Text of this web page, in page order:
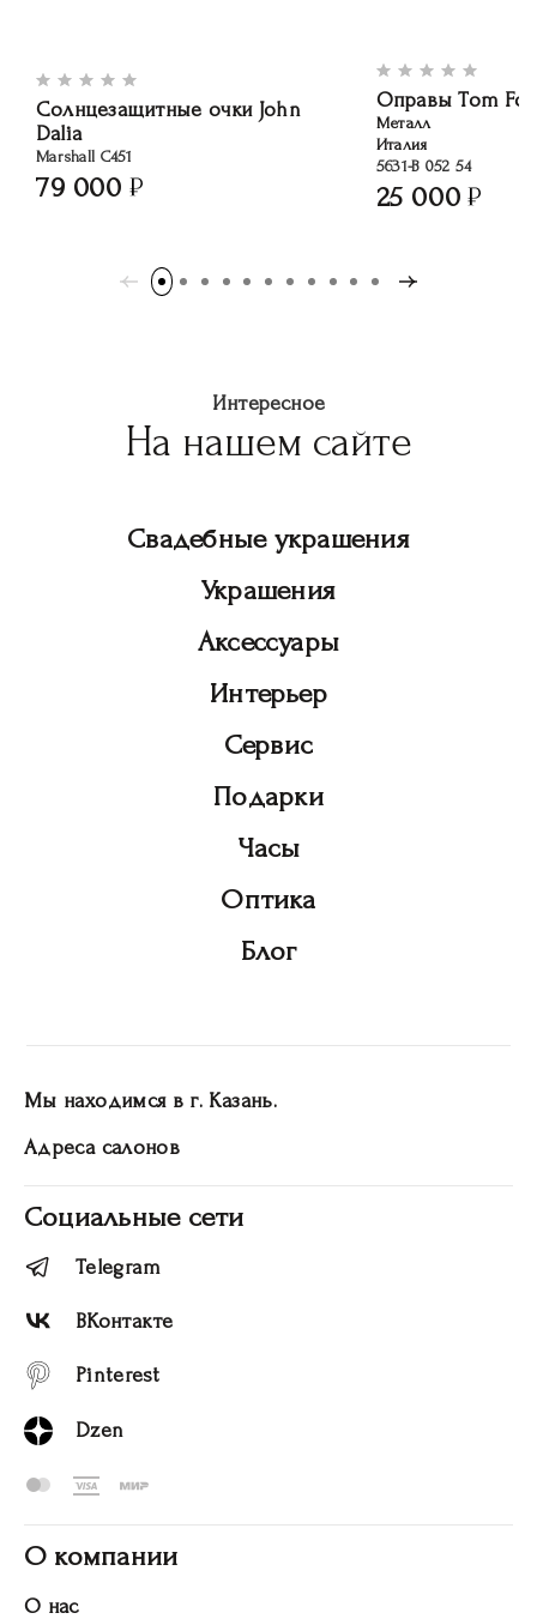
Солнцезащитные очки John
Dalia
Marshall C451
79 000
Оправы Tom
Металл
Италия
5631-B 052 54
25 000
Интересное
На нашем сайте
Свадебные украшения
Украшения
Аксессуары
Интерьер
Сервис
Подарки
Часы
Оптика
Блог
Мы находимся в г. Казань.
Адреса салонов
Социальные сети
Telegram
ВКонтакте
Pinterest
Dzen
О компании
О нас